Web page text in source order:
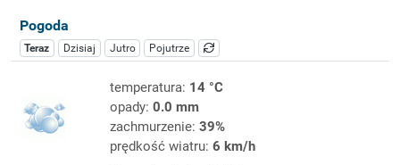
Pogoda
Teraz Dzisiaj Jutro Pojutrze
temperatura: 14 °C
opady: 0.0 mm
zachmurzenie: 39%
prędkość wiatru: 6 km/h